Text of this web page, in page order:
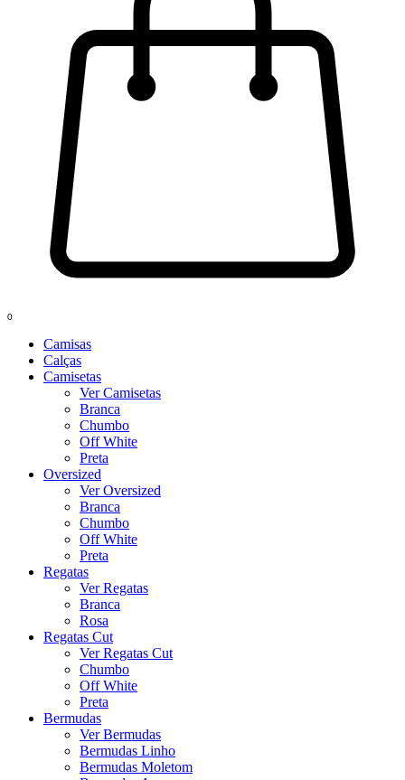
0
Camisas
Calças
Camisetas
Ver Camisetas
Branca
Chumbo
Off White
Preta
Oversized
Ver Oversized
Branca
Chumbo
Off White
Preta
Regatas
Ver Regatas
Branca
Rosa
Regatas Cut
Ver Regatas Cut
Chumbo
Off White
Preta
Bermudas
Ver Bermudas
Bermudas Linho
Bermudas Moletom